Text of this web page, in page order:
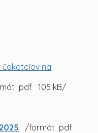
na
pdf 105 kB/
/formát pdf